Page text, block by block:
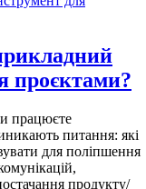
проєктами?
працюєте
питання: які
для поліпшення
продукту/